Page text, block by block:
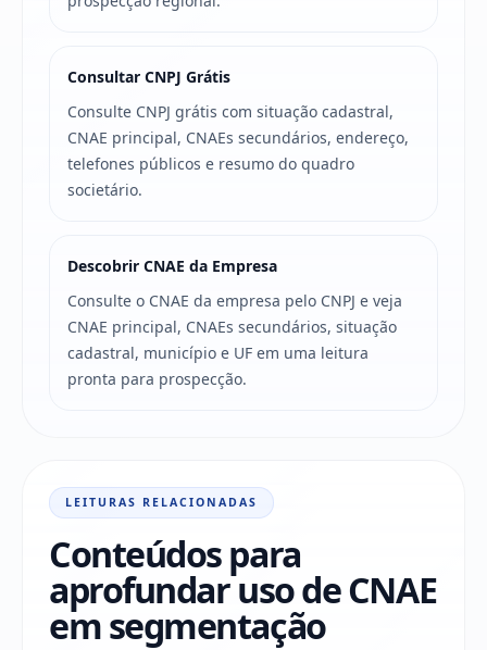
Consultar CNPJ Grátis
Consulte CNPJ grátis com situação cadastral,
CNAE principal, CNAEs secundários, endereço,
telefones públicos e resumo do quadro
societário.
Descobrir CNAE da Empresa
Consulte o CNAE da empresa pelo CNPJ e veja
CNAE principal, CNAEs secundários, situação
cadastral, município e UF em uma leitura
pronta para prospecção.
LEITURAS RELACIONADAS
Conteúdos para
aprofundar uso de CNAE
em segmentação